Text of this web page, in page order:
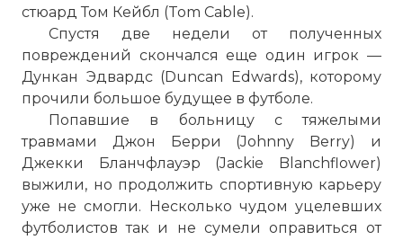
стюард Том Кейбл (Tom Cable).
Спустя две недели от полученных
повреждений скончался еще один игрок —
Дункан Эдвардс (Duncan Edwards), которому
прочили большое будущее в футболе.
Попавшие в больницу с тяжелыми
травмами Джон Берри (Johnny Berry) и
Джекки Бланчфлауэр (Jackie Blanchflower)
выжили, но продолжить спортивную карьеру
уже не смогли. Несколько чудом уцелевших
футболистов так и не сумели оправиться от